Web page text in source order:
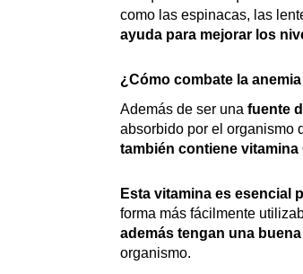
como las espinacas, las
ayuda para mejorar los
¿Cómo combate la
Además de ser unafuente
absorbido por el organismo
también contiene vitamina
Esta vitamina es esencial
forma más fácilmente
además tengan una
organismo.